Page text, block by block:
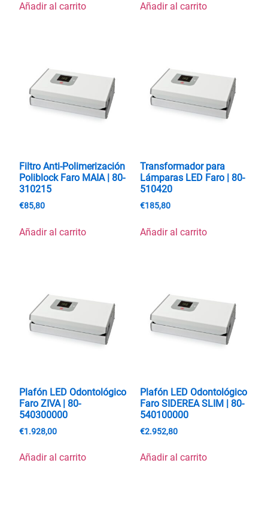
Añadir al carrito Añadir al carrito
Filtro Anti-Polimerización
Poliblock Faro MAIA | 80-
310215
€85,80
Añadir al carrito
Transformador para
Lámparas LED Faro | 80-
510420
€185,80
Añadir al carrito
Plafón LED Odontológico
Faro ZIVA | 80-
540300000
€1.928,00
Añadir al carrito
Plafón LED Odontológico
Faro SIDEREA SLIM | 80-
540100000
€2.952,80
Añadir al carrito